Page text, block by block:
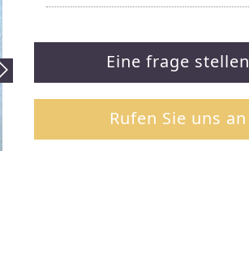
Eine frage stellen
Rufen Sie uns an